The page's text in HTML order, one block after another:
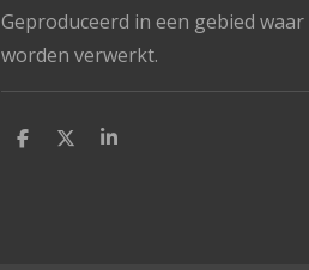
Geproduceerd in een gebied
worden verwerkt.
D
D
S